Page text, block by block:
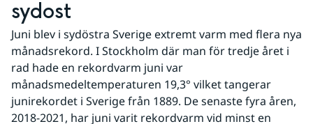
sydost
Juni blev i sydöstra Sverige extremt varm med flera nya
månadsrekord. I Stockholm där man för tredje året i
rad hade en rekordvarm juni var
månadsmedeltemperaturen 19,3° vilket tangerar
junirekordet i Sverige från 1889. De senaste fyra åren,
2018-2021, har juni varit rekordvarm vid minst en